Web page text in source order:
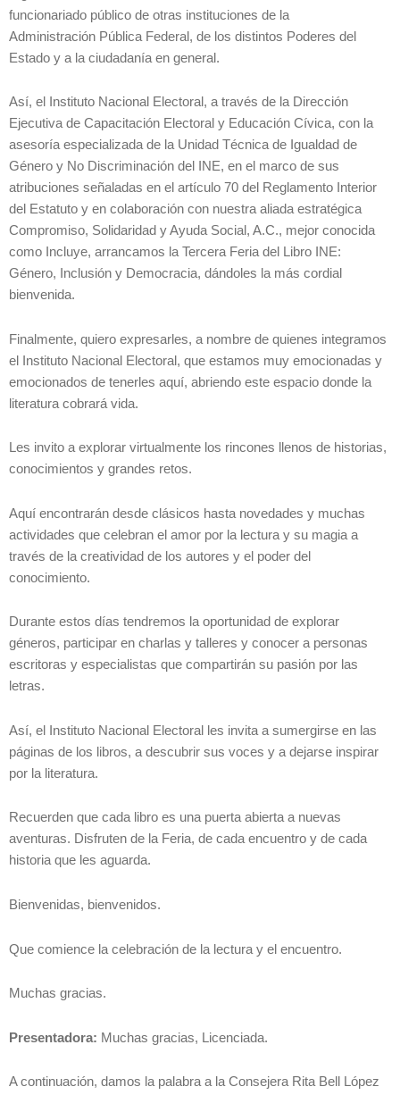
funcionariado público de otras instituciones de la
Administración Pública Federal, de los distintos Poderes del
Estado y a la ciudadanía en general.
Así, el Instituto Nacional Electoral, a través de la Dirección
Ejecutiva de Capacitación Electoral y Educación Cívica, con la
asesoría especializada de la Unidad Técnica de Igualdad de
Género y No Discriminación del INE, en el marco de sus
atribuciones señaladas en el artículo 70 del Reglamento Interior
del Estatuto y en colaboración con nuestra aliada estratégica
Compromiso, Solidaridad y Ayuda Social, A.C., mejor conocida
como Incluye, arrancamos la Tercera Feria del Libro INE:
Género, Inclusión y Democracia, dándoles la más cordial
bienvenida.
Finalmente, quiero expresarles, a nombre de quienes integramos
el Instituto Nacional Electoral, que estamos muy emocionadas y
emocionados de tenerles aquí, abriendo este espacio donde la
literatura cobrará vida.
Les invito a explorar virtualmente los rincones llenos de historias,
conocimientos y grandes retos.
Aquí encontrarán desde clásicos hasta novedades y muchas
actividades que celebran el amor por la lectura y su magia a
través de la creatividad de los autores y el poder del
conocimiento.
Durante estos días tendremos la oportunidad de explorar
géneros, participar en charlas y talleres y conocer a personas
escritoras y especialistas que compartirán su pasión por las
letras.
Así, el Instituto Nacional Electoral les invita a sumergirse en las
páginas de los libros, a descubrir sus voces y a dejarse inspirar
por la literatura.
Recuerden que cada libro es una puerta abierta a nuevas
aventuras. Disfruten de la Feria, de cada encuentro y de cada
historia que les aguarda.
Bienvenidas, bienvenidos.
Que comience la celebración de la lectura y el encuentro.
Muchas gracias.
Presentadora: Muchas gracias, Licenciada.
A continuación, damos la palabra a la Consejera Rita Bell López